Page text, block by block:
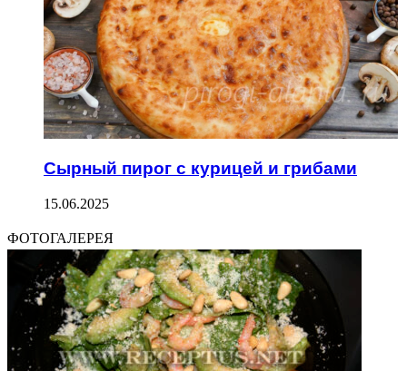
Сырный пирог с курицей и грибами
15.06.2025
ФОТОГАЛЕРЕЯ